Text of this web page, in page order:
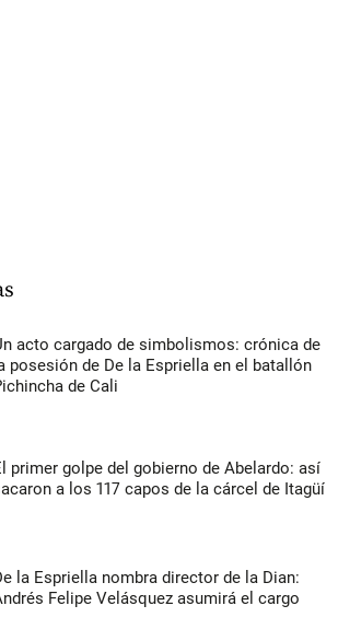
acto cargado de simbolismos: crónica de
posesión de De la Espriella en el batallón
de Cali
primer golpe del gobierno de Abelardo: así
a los 117 capos de la cárcel de Itagüí
la Espriella nombra director de la Dian:
Felipe Velásquez asumirá el cargo